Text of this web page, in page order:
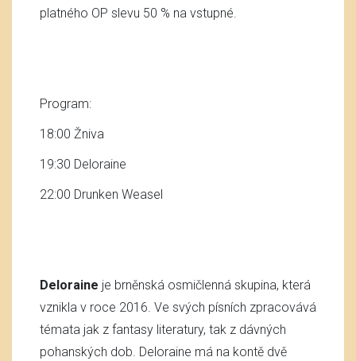
platného OP slevu 50 % na vstupné.
Program:
18:00 Žniva
19:30 Deloraine
22:00 Drunken Weasel
Deloraine je brněnská osmičlenná skupina, která
vznikla v roce 2016. Ve svých písních zpracovává
témata jak z fantasy literatury, tak z dávných
pohanských dob. Deloraine má na kontě dvě